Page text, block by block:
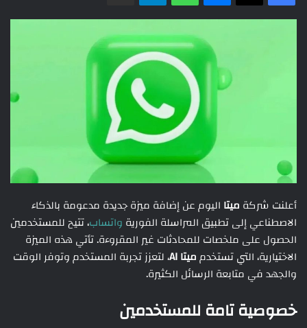
أعلنت شركة ميتا اليوم عن إضافة ميزة جديدة مدعومة بالذكاء
الاصطناعي إلى تطبيق المراسلة الفورية واتساب، تتيح للمستخدمين
الحصول على ملخصات للمحادثات غير المقروءة. تأتي هذه الميزة
الاختيارية، التي تستخدمميتا AI
، لتعزز تجربة المستخدم وتوفر الوقت
والجهد في متابعة الرسائل الكثيرة.
خصوصية تامة للمستخدمين